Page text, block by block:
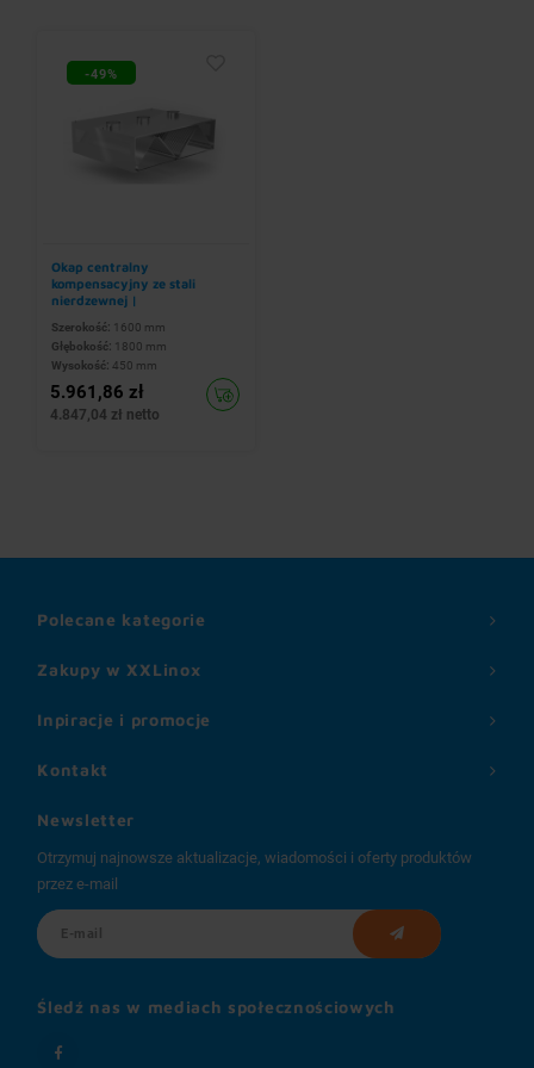
-49%
Okap centralny
kompensacyjny ze stali
nierdzewnej |
Szerokość: 1600 mm
Głębokość: 1800 mm
Wysokość: 450 mm
5.961,86 zł
4.847,04 zł netto
Zakupy w XXLinox
Inpiracje i promocje
Polecane kategorie
Kontakt
Newsletter
Otrzymuj najnowsze aktualizacje, wiadomości i oferty produktów
przez e-mail
Śledź nas w mediach społecznościowych